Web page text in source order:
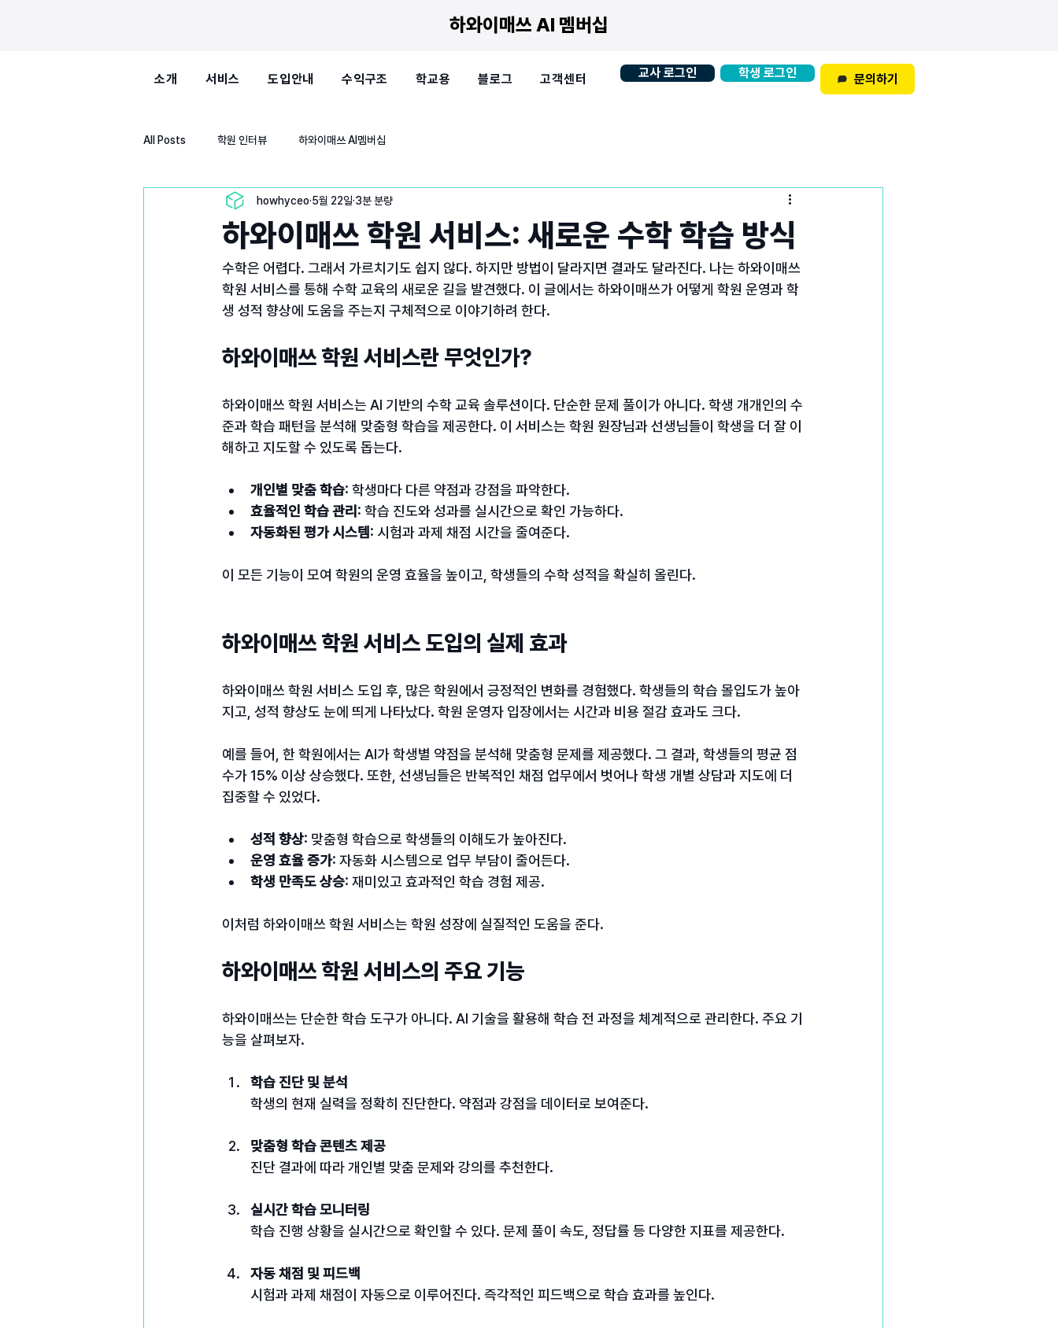
하와이매쓰 AI 멤버십
소개 서비스 도입안내 수익구조 학교용 블로그 고객센터 교사 로그인 학생 로그인 문의하기
All Posts 학원 인터뷰 하와이매쓰 AI멤버십
하와이매쓰 학원 서비스: 새로운 수학 학습 방식
howhyceo 5월 22일 3분 분량
수학은 어렵다. 그래서 가르치기도 쉽지 않다. 하지만 방법이 달라지면 결과도 달라진다. 나는 하와이매쓰
학원 서비스를 통해 수학 교육의 새로운 길을 발견했다. 이 글에서는 하와이매쓰가 어떻게 학원 운영과 학
생 성적 향상에 도움을 주는지 구체적으로 이야기하려 한다.
하와이매쓰 학원 서비스란 무엇인가?
하와이매쓰 학원 서비스는 AI 기반의 수학 교육 솔루션이다. 단순한 문제 풀이가 아니다. 학생 개개인의 수
준과 학습 패턴을 분석해 맞춤형 학습을 제공한다. 이 서비스는 학원 원장님과 선생님들이 학생을 더 잘 이
해하고 지도할 수 있도록 돕는다.
개인별 맞춤 학습: 학생마다 다른 약점과 강점을 파악한다.
효율적인 학습 관리 : 학습 진도와 성과를 실시간으로 확인 가능하다.
자동화된 평가 시스템: 시험과 과제 채점 시간을 줄여준다.
이 모든 기능이 모여 학원의 운영 효율을 높이고, 학생들의 수학 성적을 확실히 올린다.
하와이매쓰 학원 서비스 도입의 실제 효과
하와이매쓰 학원 서비스 도입 후, 많은 학원에서 긍정적인 변화를 경험했다. 학생들의 학습 몰입도가 높아
지고, 성적 향상도 눈에 띄게 나타났다. 학원 운영자 입장에서는 시간과 비용 절감 효과도 크다.
예를 들어, 한 학원에서는 AI가 학생별 약점을 분석해 맞춤형 문제를 제공했다. 그 결과, 학생들의 평균 점
수가 15% 이상 상승했다. 또한, 선생님들은 반복적인 채점 업무에서 벗어나 학생 개별 상담과 지도에 더
집중할 수 있었다.
성적 향상: 맞춤형 학습으로 학생들의 이해도가 높아진다.
운영 효율 증가: 자동화 시스템으로 업무 부담이 줄어든다.
학생 만족도 상승: 재미있고 효과적인 학습 경험 제공.
이처럼 하와이매쓰 학원 서비스는 학원 성장에 실질적인 도움을 준다.
하와이매쓰 학원 서비스의 주요 기능
하와이매쓰는 단순한 학습 도구가 아니다. AI 기술을 활용해 학습 전 과정을 체계적으로 관리한다. 주요 기
능을 살펴보자.
학습 진단 및 분석
학생의 현재 실력을 정확히 진단한다. 약점과 강점을 데이터로 보여준다.
맞춤형 학습 콘텐츠 제공
진단 결과에 따라 개인별 맞춤 문제와 강의를 추천한다.
실시간 학습 모니터링
학습 진행 상황을 실시간으로 확인할 수 있다. 문제 풀이 속도, 정답률 등 다양한 지표를 제공한다.
자동 채점 및 피드백
시험과 과제 채점이 자동으로 이루어진다. 즉각적인 피드백으로 학습 효과를 높인다.